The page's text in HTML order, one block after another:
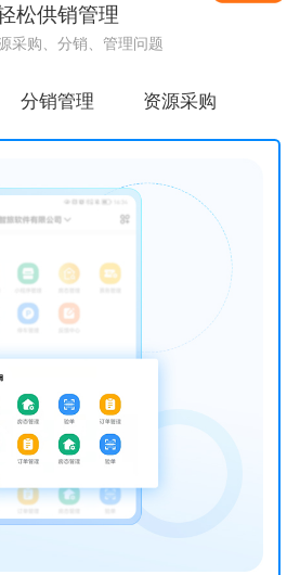
松供销管理
采购、分销、管理问题
分销管理 资源采购